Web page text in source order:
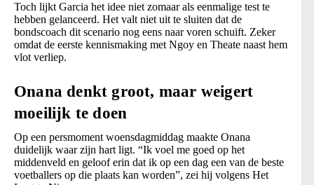
Toch lijkt Garcia het idee niet zomaar als eenmalige test te
hebben gelanceerd. Het valt niet uit te sluiten dat de
bondscoach dit scenario nog eens naar voren schuift. Zeker
omdat de eerste kennismaking met Ngoy en Theate naast hem
vlot verliep.
Onana denkt groot, maar weigert
moeilijk te doen
Op een persmoment woensdagmiddag maakte Onana
duidelijk waar zijn hart ligt. “Ik voel me goed op het
middenveld en geloof erin dat ik op een dag een van de beste
voetballers op die plaats kan worden”, zei hij volgens Het